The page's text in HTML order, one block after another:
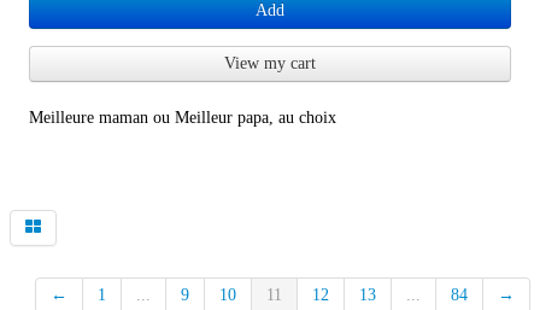
Add
View my cart
Meilleure maman ou Meilleur papa, au choix
← 1 ... 9 10 11 12 13 ... 84 →